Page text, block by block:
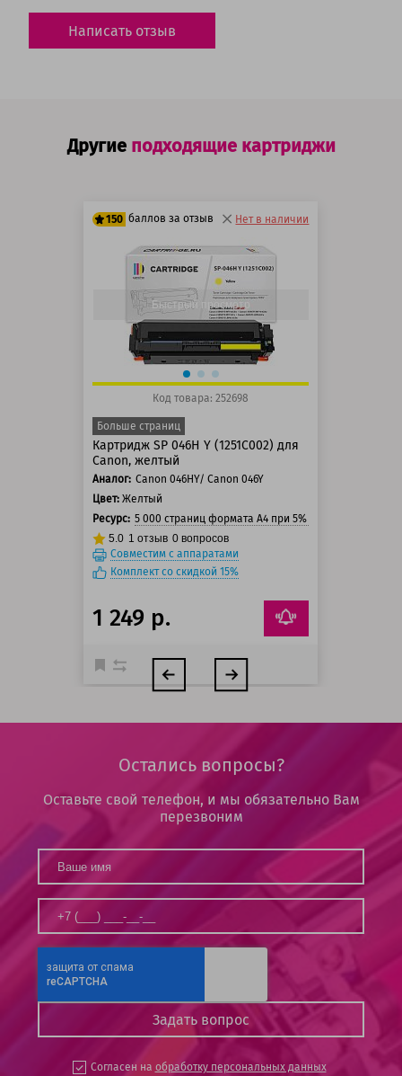
Написать отзыв
Другие подходящие картриджи
150 баллов за отзыв
125 баллов
150 баллов
Нет в наличии
Быстрый просмотр
Код товара: 252698
Больше страниц
Картридж SP 046H Y (1251C002) для
Canon, желтый
Аналог: Canon 046HY/ Canon 046Y
Цвет: Желтый
Ресурс: 5 000 страниц формата А4 при 5% заполнении
5.0 1 отзыв 0 вопросов
Совместим с аппаратами
Комплект со скидкой 15%
1 249 р.
Остались вопросы?
Оставьте свой телефон, и мы обязательно Вам
перезвоним
Согласен на обработку персональных данных